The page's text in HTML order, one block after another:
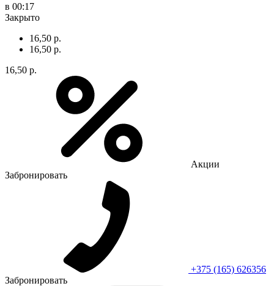
в 00:17
Закрыто
16,50 р.
16,50 р.
16,50 р.
Акции
Забронировать
+375 (165) 626356
Забронировать